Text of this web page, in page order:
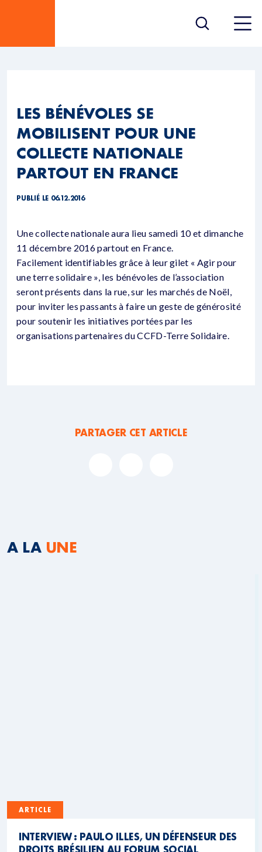
LES BÉNÉVOLES SE
MOBILISENT POUR UNE
COLLECTE NATIONALE
PARTOUT EN FRANCE
PUBLIÉ LE 06.12.2016
Une collecte nationale aura lieu samedi 10 et dimanche
11 décembre 2016 partout en France.
Facilement identifiables grâce à leur gilet « Agir pour
une terre solidaire », les bénévoles de l’association
seront présents dans la rue, sur les marchés de Noël,
pour inviter les passants à faire un geste de générosité
pour soutenir les initiatives portées par les
organisations partenaires du CCFD-Terre Solidaire.
PARTAGER CET ARTICLE
A LA UNE
ARTICLE
INTERVIEW : PAULO ILLES, UN DÉFENSEUR DES
DROITS BRÉSILIEN AU FORUM SOCIAL